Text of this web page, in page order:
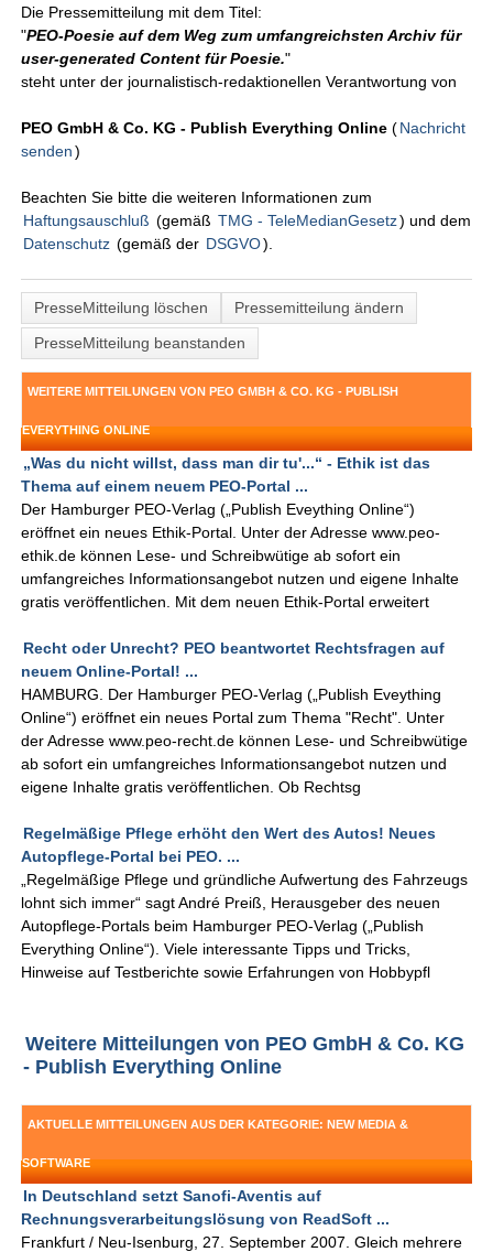
Die Pressemitteilung mit dem Titel:
"PEO-Poesie auf dem Weg zum umfangreichsten Archiv für
user-generated Content für Poesie."
steht unter der journalistisch-redaktionellen Verantwortung von
PEO GmbH & Co. KG - Publish Everything Online (Nachricht
senden )
Beachten Sie bitte die weiteren Informationen zum
Haftungsauschluß (gemäß TMG - TeleMedianGesetz) und dem
Datenschutz (gemäß der DSGVO).
PresseMitteilung löschen
Pressemitteilung ändern
PresseMitteilung beanstanden
WEITERE MITTEILUNGEN VON PEO GMBH & CO. KG - PUBLISH
EVERYTHING ONLINE
„Was du nicht willst, dass man dir tu'...“ - Ethik ist das
Thema auf einem neuem PEO-Portal ...
Der Hamburger PEO-Verlag („Publish Eveything Online“)
eröffnet ein neues Ethik-Portal. Unter der Adresse www.peo-
ethik.de können Lese- und Schreibwütige ab sofort ein
umfangreiches Informationsangebot nutzen und eigene Inhalte
gratis veröffentlichen. Mit dem neuen Ethik-Portal erweitert
Recht oder Unrecht? PEO beantwortet Rechtsfragen auf
neuem Online-Portal! ...
HAMBURG. Der Hamburger PEO-Verlag („Publish Eveything
Online“) eröffnet ein neues Portal zum Thema "Recht". Unter
der Adresse www.peo-recht.de können Lese- und Schreibwütige
ab sofort ein umfangreiches Informationsangebot nutzen und
eigene Inhalte gratis veröffentlichen. Ob Rechtsg
Regelmäßige Pflege erhöht den Wert des Autos! Neues
Autopflege-Portal bei PEO. ...
„Regelmäßige Pflege und gründliche Aufwertung des Fahrzeugs
lohnt sich immer“ sagt André Preiß, Herausgeber des neuen
Autopflege-Portals beim Hamburger PEO-Verlag („Publish
Everything Online“). Viele interessante Tipps und Tricks,
Hinweise auf Testberichte sowie Erfahrungen von Hobbypfl
Weitere Mitteilungen von PEO GmbH & Co. KG
- Publish Everything Online
AKTUELLE MITTEILUNGEN AUS DER KATEGORIE: NEW MEDIA &
SOFTWARE
In Deutschland setzt Sanofi-Aventis auf
Rechnungsverarbeitungslösung von ReadSoft ...
Frankfurt / Neu-Isenburg, 27. September 2007. Gleich mehrere